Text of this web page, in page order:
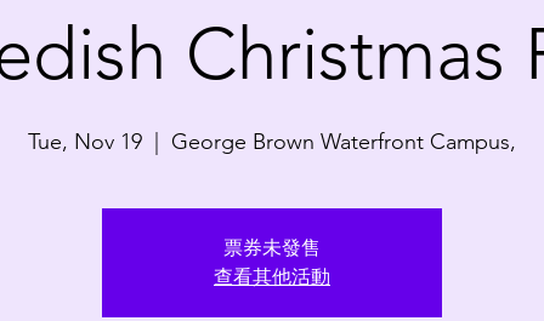
Christmas
Tue, Nov 19 George Brown Waterfront Campus,
票券未發售
查看其他活動